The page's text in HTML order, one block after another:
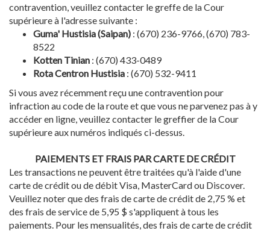
contravention, veuillez contacter le greffe de la Cour
supérieure à l'adresse suivante :
Guma' Hustisia (Saipan) : (670) 236-9766, (670) 783-
8522
Kotten Tinian : (670) 433-0489
Rota Centron Hustisia : (670) 532-9411
Si vous avez récemment reçu une contravention pour
infraction au code de la route et que vous ne parvenez pas à y
accéder en ligne, veuillez contacter le greffier de la Cour
supérieure aux numéros indiqués ci-dessus.
PAIEMENTS ET FRAIS PAR CARTE DE CRÉDIT
Les transactions ne peuvent être traitées qu'à l'aide d'une
carte de crédit ou de débit Visa, MasterCard ou Discover.
Veuillez noter que des frais de carte de crédit de 2,75 % et
des frais de service de 5,95 $ s'appliquent à tous les
paiements. Pour les mensualités, des frais de carte de crédit